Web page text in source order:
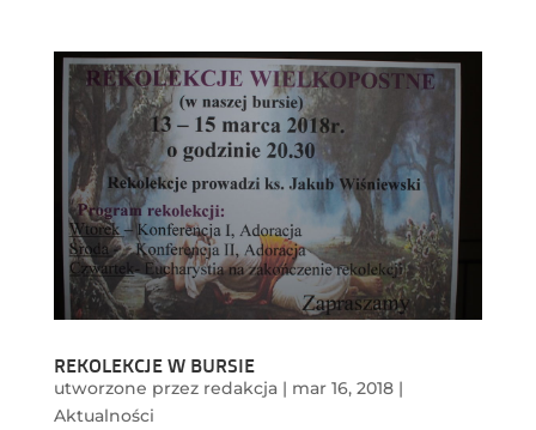
REKOLEKCJE W BURSIE
utworzone przez redakcja| mar 16, 2018|
Aktualności